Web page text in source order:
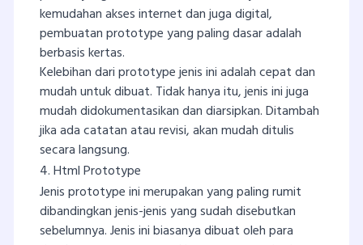
kemudahan akses internet dan juga digital,
pembuatan prototype yang paling dasar adalah
berbasis kertas.
Kelebihan dari prototype jenis ini adalah cepat dan
mudah untuk dibuat. Tidak hanya itu, jenis ini juga
mudah didokumentasikan dan diarsipkan. Ditambah
jika ada catatan atau revisi, akan mudah ditulis
secara langsung.
4. Html Prototype
Jenis prototype ini merupakan yang paling rumit
dibandingkan jenis-jenis yang sudah disebutkan
sebelumnya. Jenis ini biasanya dibuat oleh para